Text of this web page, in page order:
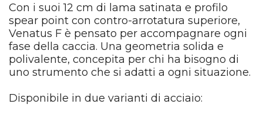
Con i suoi 12 cm di lama satinata e profilo
spear point con contro-arrotatura superiore,
Venatus F è pensato per accompagnare ogni
fase della caccia. Una geometria solida e
polivalente, concepita per chi ha bisogno di
uno strumento che si adatti a ogni situazione.
Disponibile in due varianti di acciaio: